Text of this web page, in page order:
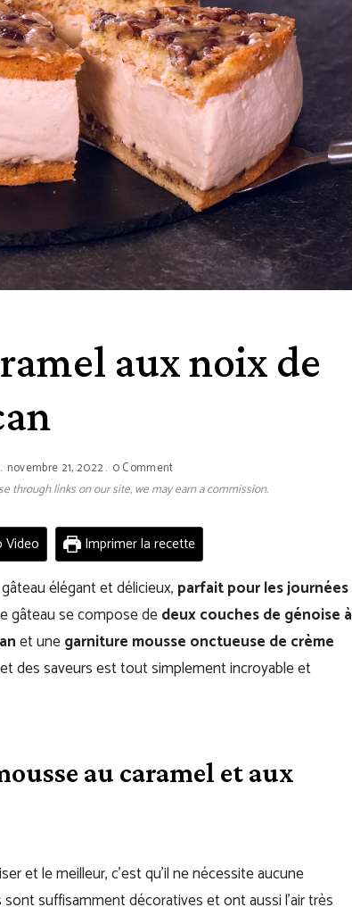
aux noix de
novembre 21, 2022 0 Comment
through links on our site, we may earn a commission.
Video Imprimer la recette
élégant et délicieux, parfait pour les journées
gâteau se compose dedeux couches de génoise à
et unegarniture mousse onctueuse de crème
des saveurs est tout simplement incroyable et
au caramel et aux
et le meilleur, c’est qu’il ne nécessite aucune
suffisamment décoratives et ont aussi l’air très